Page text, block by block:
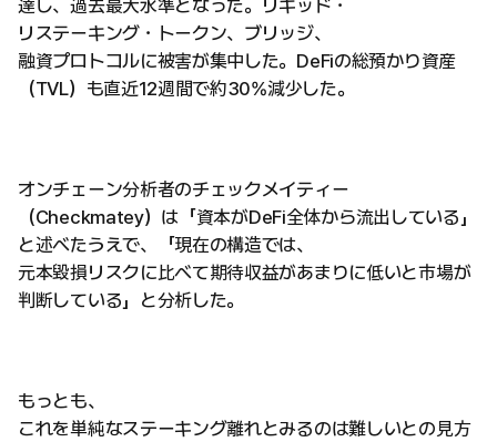
達し、過去最大水準となった。リキッド・
リステーキング・トークン、ブリッジ、
融資プロトコルに被害が集中した。DeFiの総預かり資産
（TVL）も直近12週間で約30%減少した。
オンチェーン分析者のチェックメイティー
（Checkmatey）は「資本がDeFi全体から流出している」
と述べたうえで、「現在の構造では、
元本毀損リスクに比べて期待収益があまりに低いと市場が
判断している」と分析した。
もっとも、
これを単純なステーキング離れとみるのは難しいとの見方